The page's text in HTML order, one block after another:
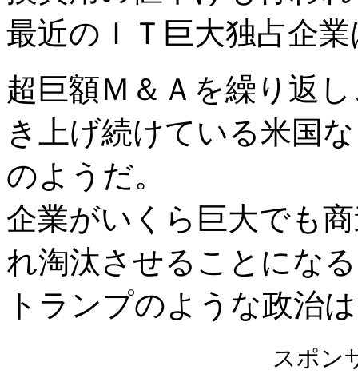
最近のＩＴ巨大独占企
超巨額Ｍ＆Ａを繰り返
き上げ続けている米国
のようだ。
企業がいくら巨大でも
れ淘汰させることにな
トランプのような政治
スポン